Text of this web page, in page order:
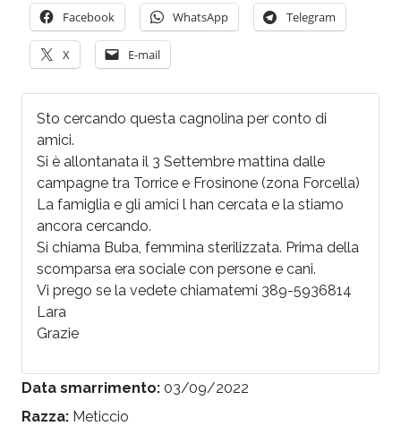
Facebook WhatsApp Telegram
X E-mail
Sto cercando questa cagnolina per conto di
amici.
Si è allontanata il 3 Settembre mattina dalle
campagne tra Torrice e Frosinone (zona Forcella)
La famiglia e gli amici l han cercata e la stiamo
ancora cercando.
Si chiama Buba, femmina sterilizzata. Prima della
scomparsa era sociale con persone e cani.
Vi prego se la vedete chiamatemi 389-5936814
Lara
Grazie
Data smarrimento: 03/09/2022
Razza: Meticcio